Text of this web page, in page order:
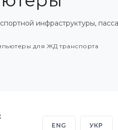
инфраструктуры,
для ЖД транспорта
ENG УКР